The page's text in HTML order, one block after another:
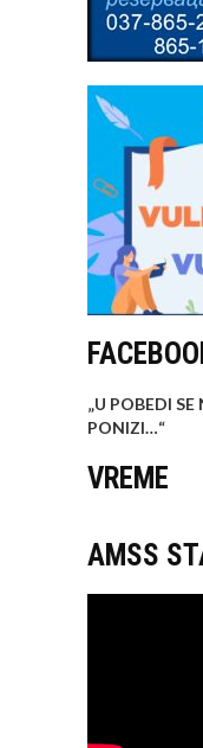
„U POBEDI SE
PONIZI…“
VREME
AMSS